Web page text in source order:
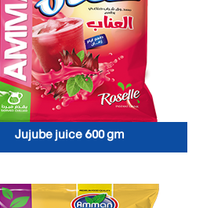
Jujube juice 600 gm